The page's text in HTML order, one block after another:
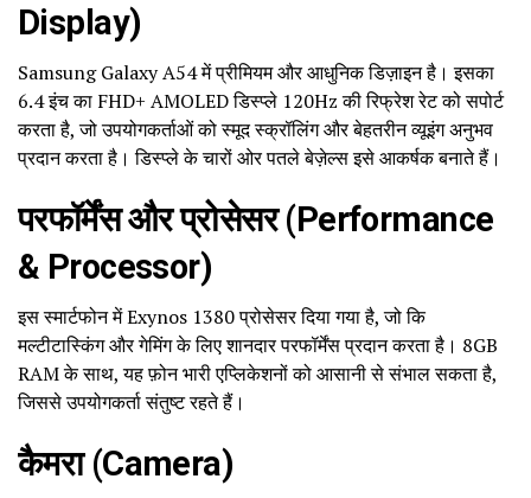
Display)
Samsung Galaxy A54 में प्रीमियम और आधुनिक डिज़ाइन है। इसका
6.4 इंच का FHD+ AMOLED डिस्प्ले 120Hz की रिफ्रेश रेट को सपोर्ट
करता है, जो उपयोगकर्ताओं को स्मूद स्क्रॉलिंग और बेहतरीन व्यूइंग अनुभव
प्रदान करता है। डिस्प्ले के चारों ओर पतले बेज़ेल्स इसे आकर्षक बनाते हैं।
परफॉर्मेंस और प्रोसेसर (Performance
& Processor)
इस स्मार्टफोन में Exynos 1380 प्रोसेसर दिया गया है, जो कि
मल्टीटास्किंग और गेमिंग के लिए शानदार परफॉर्मेंस प्रदान करता है। 8GB
RAM के साथ, यह फ़ोन भारी एप्लिकेशनों को आसानी से संभाल सकता है,
जिससे उपयोगकर्ता संतुष्ट रहते हैं।
कैमरा (Camera)